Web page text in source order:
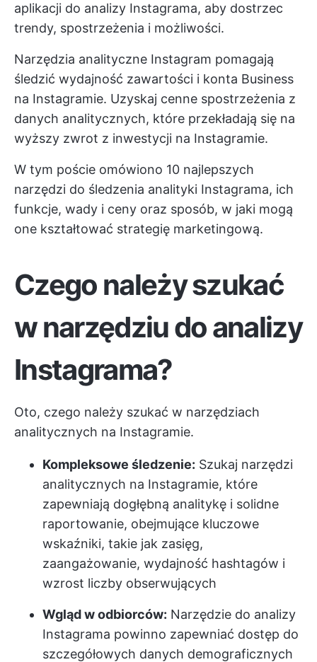
aplikacji do analizy Instagrama, aby dostrzec
trendy, spostrzeżenia i możliwości.
Narzędzia analityczne Instagram pomagają
śledzić wydajność zawartości i konta Business
na Instagramie. Uzyskaj cenne spostrzeżenia z
danych analitycznych, które przekładają się na
wyższy zwrot z inwestycji na Instagramie.
W tym poście omówiono 10 najlepszych
narzędzi do śledzenia analityki Instagrama, ich
funkcje, wady i ceny oraz sposób, w jaki mogą
one kształtować strategię marketingową.
Czego należy szukać
w narzędziu do analizy
Instagrama?
Oto, czego należy szukać w narzędziach
analitycznych na Instagramie.
Kompleksowe śledzenie: Szukaj narzędzi
analitycznych na Instagramie, które
zapewniają dogłębną analitykę i solidne
raportowanie, obejmujące kluczowe
wskaźniki, takie jak zasięg,
zaangażowanie, wydajność hashtagów i
wzrost liczby obserwujących
Wgląd w odbiorców: Narzędzie do analizy
Instagrama powinno zapewniać dostęp do
szczegółowych danych demograficznych